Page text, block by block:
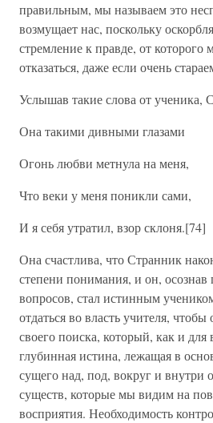
правильным, мы называем это
возмущает нас, поскольку
стремление к правде, от
отказаться, даже если очень
Услышав такие слова от ученика,
Она такими дивными глазами
Огонь любви метнула на меня,
Что веки у меня поникли сами,
И я себя утратил, взор склоня.[74]
Она счастлива, что Странник
степени понимания, и он,
вопросов, стал истинным
отдаться во власть учителя, чтобы
своего поиска, который, как и для
глубинная истина, лежащая в
сущего над, под, вокруг и внутри
существ, которые мы видим на
восприятия. Необходимость